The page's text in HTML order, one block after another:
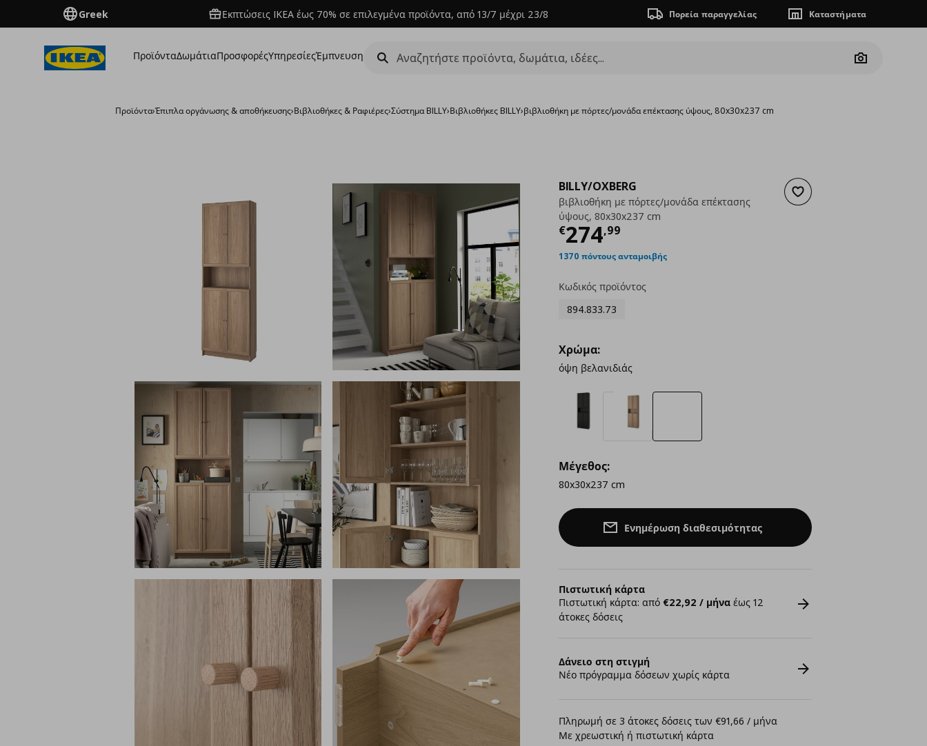
Greek Εκπτώσεις IKEA έως 70% σε επιλεγμένα προϊόντα, από 13/7 μέχρι 23/8 Πορεία παραγγελίας Καταστήματα
ΠροϊόνταΔωμάτιαΠροσφορέςΥπηρεσίεςΈμπνευση
Camera
Προϊόντα›Έπιπλα οργάνωσης & αποθήκευσης›Βιβλιοθήκες & Ραφιέρες›Σύστημα BILLY›Βιβλιοθήκες BILLY›βιβλιοθήκη με πόρτες/μονάδα επέκτασης ύψους, 80x30x237 cm
Προσθήκη στα αγαπημένα
BILLY/OXBERG
βιβλιοθήκη με πόρτες/μονάδα επέκτασης
ύψους, 80x30x237 cm
€274,99
Τρέχουσα τιμή
1370 πόντους ανταμοιβής
Κωδικός προϊόντος
894.833.73
Χρώμα:
όψη βελανιδιάς
Μέγεθος:
80x30x237 cm
Ενημέρωση διαθεσιμότητας
Πιστωτική κάρτα
Πιστωτική κάρτα: από €22,92 / μήναέως 12
άτοκες δόσεις
Δάνειο στη στιγμή
Νέο πρόγραμμα δόσεων χωρίς κάρτα
Πληρωμή σε 3 άτοκες δόσεις των €91,66 / μήνα
Με χρεωστική ή πιστωτική κάρτα